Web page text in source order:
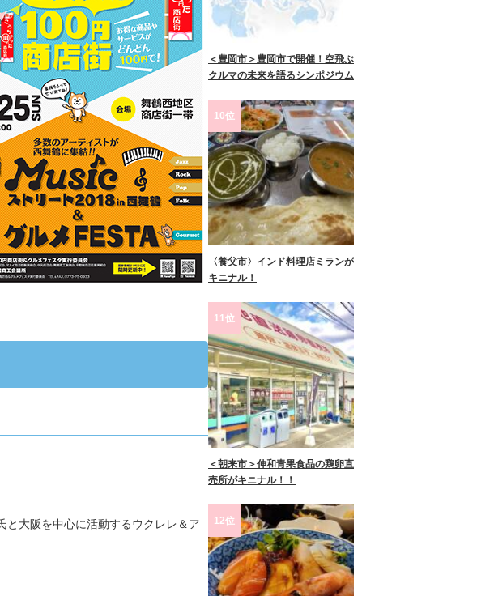
と大阪を中心に活動するウクレレ＆ア
＜豊岡市＞豊岡市で開催！空飛ぶ
クルマの未来を語るシンポジウム
10位
〈養父市〉インド料理店ミランが
キニナル！
11位
＜朝来市＞伸和青果食品の鶏卵直
売所がキニナル！！
12位